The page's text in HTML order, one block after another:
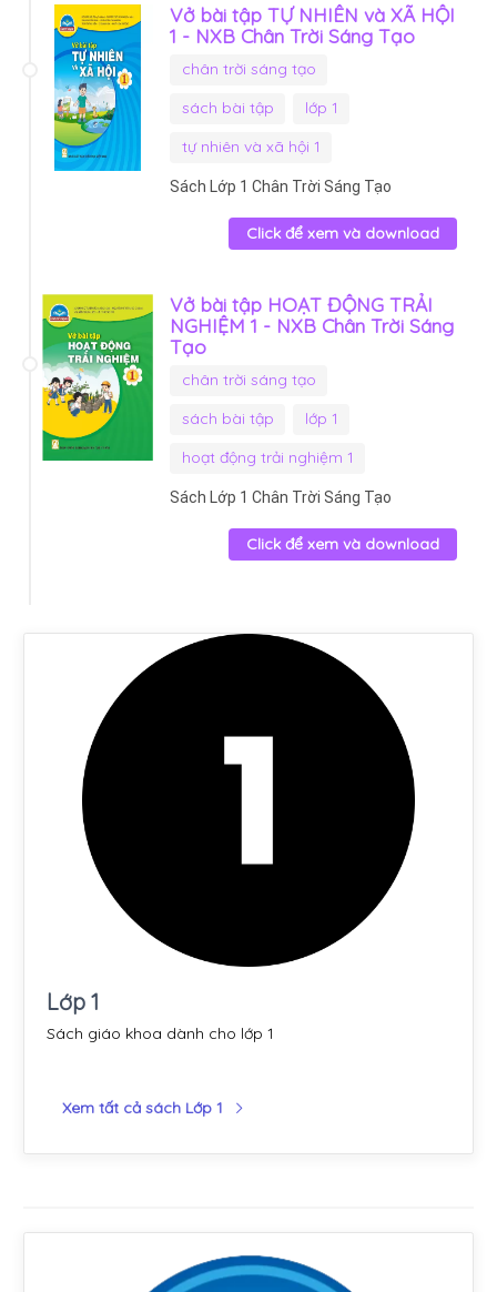
Vở bài tập TỰ NHIÊN và XÃ HỘI
1 - NXB Chân Trời Sáng Tạo
chân trời sáng tạo
sách bài tập
lớp 1
tự nhiên và xã hội 1
Sách Lớp 1 Chân Trời Sáng Tạo
Click để xem và download
Vở bài tập HOẠT ĐỘNG TRẢI
NGHIỆM 1 - NXB Chân Trời Sáng
Tạo
chân trời sáng tạo
sách bài tập
lớp 1
hoạt động trải nghiệm 1
Sách Lớp 1 Chân Trời Sáng Tạo
Click để xem và download
Lớp 1
Sách giáo khoa dành cho lớp 1
Xem tất cả sách Lớp 1